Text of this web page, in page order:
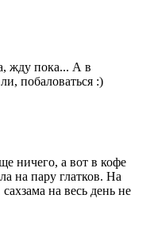
жду пока... А в
побаловаться :)
ничего, а вот в кофе
на пару глатков. На
на весь день не